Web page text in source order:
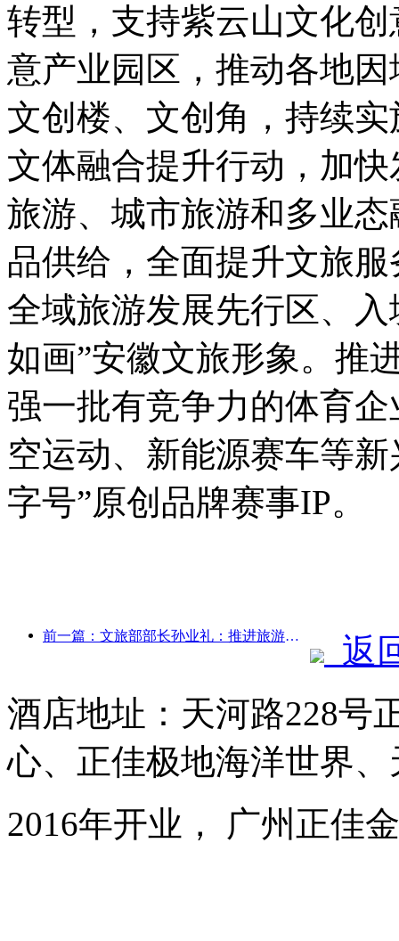
转型，支持紫云山文化
意产业园区，推动各地
文创楼、文创角，持续
文体融合提升行动，加
旅游、城市旅游和多业
品供给，全面提升文旅
全域旅游发展先行区、
如画”安徽文旅形象。推
强一批有竞争力的体育
空运动、新能源赛车等
字号”原创品牌赛事IP。
前一篇：文旅部部长孙业礼：推进旅游强国建设，丰富高品质旅游产品供给
返
酒店地址：天河路228号
心、正佳极地海洋世界
2016年开业， 广州正